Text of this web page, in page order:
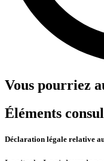
Vous pourriez
Éléments
Déclaration légale relative